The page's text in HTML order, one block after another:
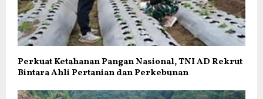
Perkuat Ketahanan Pangan Nasional, TNI AD Rekrut
Bintara Ahli Pertanian dan Perkebunan